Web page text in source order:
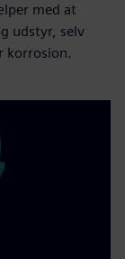
med at
udstyr, selv
korrosion.